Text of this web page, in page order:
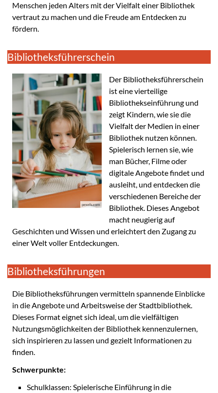
Menschen jeden Alters mit der Vielfalt einer Bibliothek
vertraut zu machen und die Freude am Entdecken zu
fördern.
Bibliotheksführerschein
pexels.com
Der Bibliotheksführerschein
ist eine vierteilige
Bibliothekseinführung und
zeigt Kindern, wie sie die
Vielfalt der Medien in einer
Bibliothek nutzen können.
Spielerisch lernen sie, wie
man Bücher, Filme oder
digitale Angebote findet und
ausleiht, und entdecken die
verschiedenen Bereiche der
Bibliothek. Dieses Angebot
macht neugierig auf
Geschichten und Wissen und erleichtert den Zugang zu
einer Welt voller Entdeckungen.
Bibliotheksführungen
Die Bibliotheksführungen vermitteln spannende Einblicke
in die Angebote und Arbeitsweise der Stadtbibliothek.
Dieses Format eignet sich ideal, um die vielfältigen
Nutzungsmöglichkeiten der Bibliothek kennenzulernen,
sich inspirieren zu lassen und gezielt Informationen zu
finden.
Schwerpunkte:
Schulklassen: Spielerische Einführung in die